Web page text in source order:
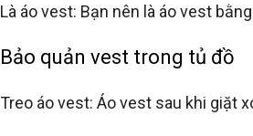
Là áo vest: Bạn nên là áo vest
Bảo quản vest trong tủ đồ
Treo áo vest: Áo vest sau khi giặt